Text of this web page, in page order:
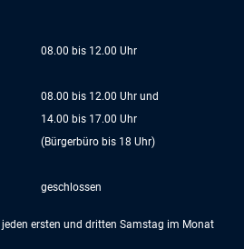
08.00 bis 12.00 Uhr
08.00 bis 12.00 Uhr und
14.00 bis 17.00 Uhr
(Bürgerbüro bis 18 Uhr)
geschlossen
ersten und dritten Samstag im Monat